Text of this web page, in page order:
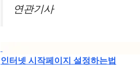
연관기사
인터넷 시작페이지 설정하는법